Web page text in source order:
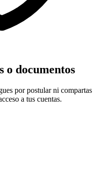
o documentos
por postular ni compartas
a tus cuentas.